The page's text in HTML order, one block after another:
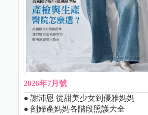
2026年7月號
● 謝沛恩 從甜美少女到優雅媽媽
● 剖婦產媽媽各階段照護大全